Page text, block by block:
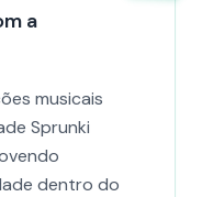
a
musicais
Sprunki
dentro do